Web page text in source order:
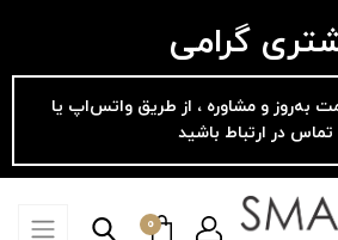
گرامی
به‌روز و مشاوره ، از طریق واتس‌اپ یا
تماس در ارتباط باشید
0